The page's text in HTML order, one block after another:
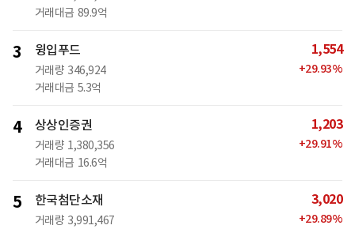
거래대금 89.9억
3 윙입푸드
거래량 346,924
거래대금 5.3억
1,554
+29.93%
4 상상인증권
거래량 1,380,356
거래대금 16.6억
1,203
+29.91%
5 한국첨단소재
거래량 3,991,467
3,020
+29.89%